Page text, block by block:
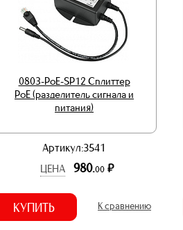
0803-PoE-SP12 Сплиттер
PoE (разделитель сигнала и
питания)
Артикул:3541
ЦЕНА
980.00 р.
КУПИТЬ К сравнению